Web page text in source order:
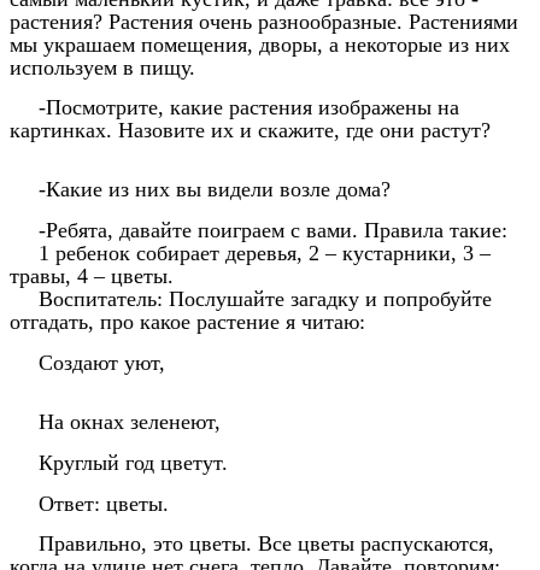
растения? Растения очень разнообразные. Растениями
мы украшаем помещения, дворы, а некоторые из них
используем в пищу.
-Посмотрите, какие растения изображены на
картинках. Назовите их и скажите, где они растут?
-Какие из них вы видели возле дома?
-Ребята, давайте поиграем с вами. Правила такие:
1 ребенок собирает деревья, 2 – кустарники, 3 –
травы, 4 – цветы.
Воспитатель: Послушайте загадку и попробуйте
отгадать, про какое растение я читаю:
Создают уют,
На окнах зеленеют,
Круглый год цветут.
Ответ: цветы.
Правильно, это цветы. Все цветы распускаются,